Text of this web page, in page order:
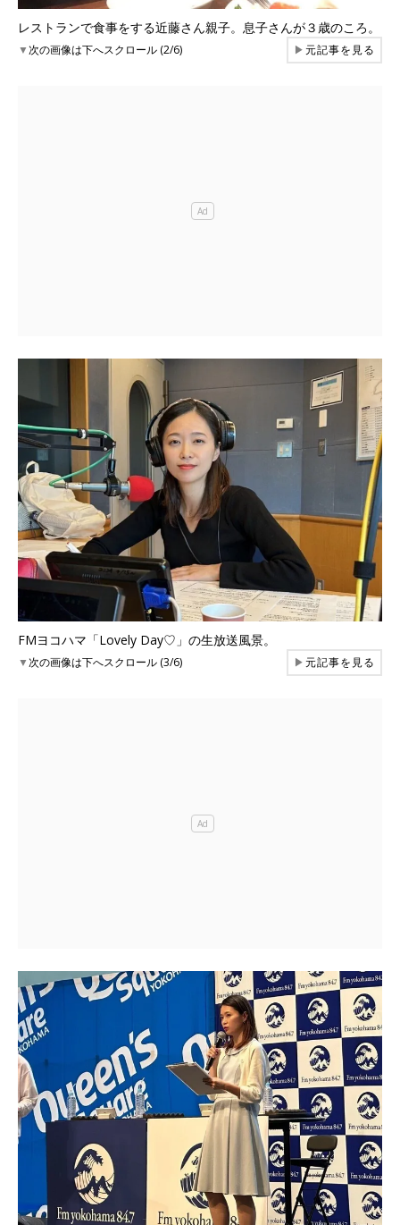
レストランで食事をする近藤さん親子。息子さんが３歳のころ。
▼次の画像は下へスクロール (2/6) ▶元記事を見る
FMヨコハマ「Lovely Day♡」の生放送風景。
▼次の画像は下へスクロール (3/6) ▶元記事を見る